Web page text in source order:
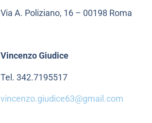
Via A. Poliziano, 16 – 00198 Roma
Vincenzo Giudice
Tel. 342.7195517
vincenzo.giudice63@gmail.com